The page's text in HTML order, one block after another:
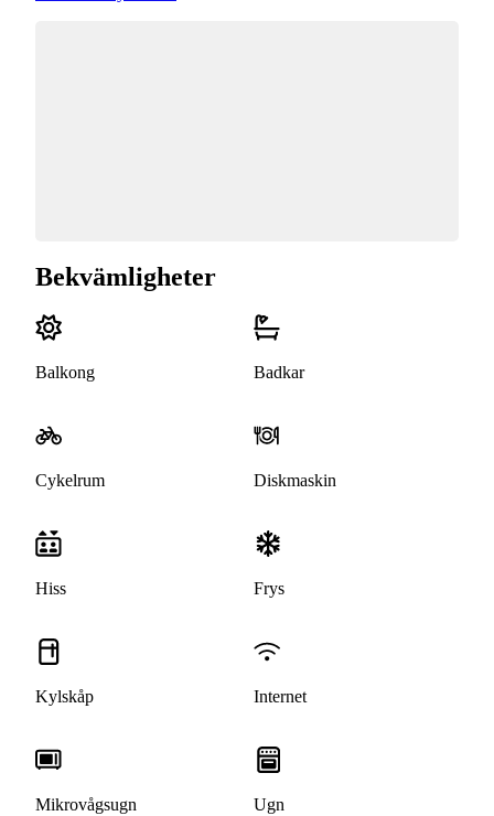
Bekvämligheter
Balkong Badkar
Cykelrum Diskmaskin
Hiss Frys
Kylskåp Internet
Mikrovågsugn Ugn